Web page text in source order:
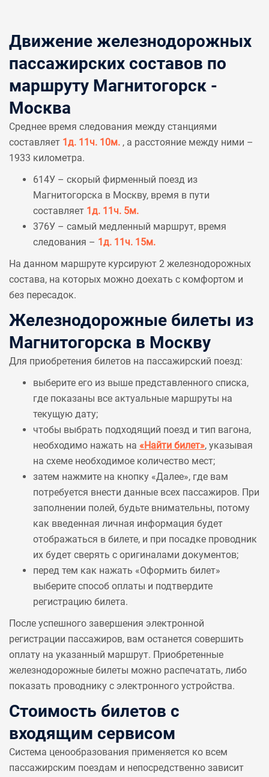
Движение железнодорожных
пассажирских составов по
маршруту Магнитогорск -
Москва
Среднее время следования между станциями
составляет 1д. 11ч. 10м. , а расстояние между ними –
1933 километра.
614У – скорый фирменный поезд из
Магнитогорска в Москву, время в пути
составляет 1д. 11ч. 5м.
376У – самый медленный маршрут, время
следования – 1д. 11ч. 15м.
На данном маршруте курсируют 2 железнодорожных
состава, на которых можно доехать с комфортом и
без пересадок.
Железнодорожные билеты из
Магнитогорска в Москву
Для приобретения билетов на пассажирский поезд:
выберите его из выше представленного списка,
где показаны все актуальные маршруты на
текущую дату;
чтобы выбрать подходящий поезд и тип вагона,
необходимо нажать на «Найти билет», указывая
на схеме необходимое количество мест;
затем нажмите на кнопку «Далее», где вам
потребуется внести данные всех пассажиров. При
заполнении полей, будьте внимательны, потому
как введенная личная информация будет
отображаться в билете, и при посадке проводник
их будет сверять с оригиналами документов;
перед тем как нажать «Оформить билет»
выберите способ оплаты и подтвердите
регистрацию билета.
После успешного завершения электронной
регистрации пассажиров, вам останется совершить
оплату на указанный маршрут. Приобретенные
железнодорожные билеты можно распечатать, либо
показать проводнику с электронного устройства.
Стоимость билетов с
входящим сервисом
Система ценообразования применяется ко всем
пассажирским поездам и непосредственно зависит